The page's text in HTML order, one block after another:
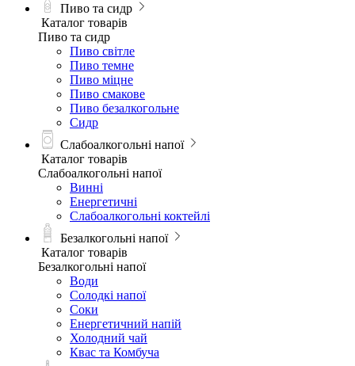
Пиво та сидр
Каталог товарів
Пиво та сидр
Пиво світле
Пиво темне
Пиво міцне
Пиво смакове
Пиво безалкогольне
Сидр
Слабоалкогольні напої
Каталог товарів
Слабоалкогольні напої
Винні
Енергетичні
Слабоалкогольні коктейлі
Безалкогольні напої
Каталог товарів
Безалкогольні напої
Води
Солодкі напої
Соки
Енергетичний напій
Холодний чай
Квас та Комбуча